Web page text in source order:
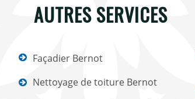
AUTRES SERVICES
Façadier Bernot
Nettoyage de toiture Bernot